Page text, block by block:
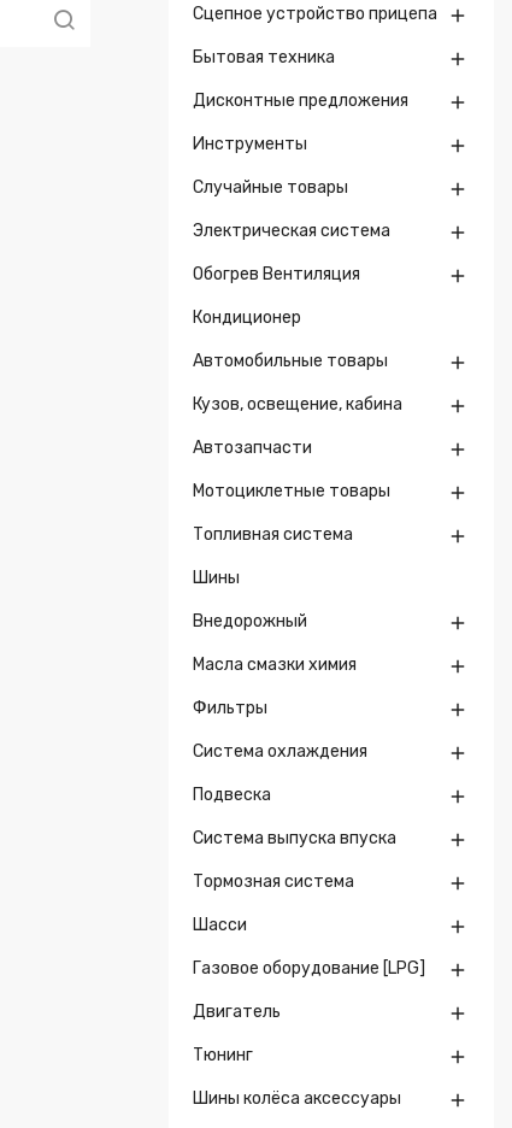
Сцепное устройство прицепа 
Бытовая техника 
Дисконтные предложения 
Инструменты 
Случайные товары 
Электрическая система 
Обогрев Вентиляция
Кондиционер

Автомобильные товары 
Кузов, освещение, кабина 
Автозапчасти 
Мотоциклетные товары 
Топливная система 
Шины
Внедорожный 
Масла смазки химия 
Фильтры 
Система охлаждения 
Подвеска 
Система выпуска впуска 
Тормозная система 
Шасси 
Газовое оборудование [LPG] 
Двигатель 
Тюнинг 
Шины колёса аксессуары 